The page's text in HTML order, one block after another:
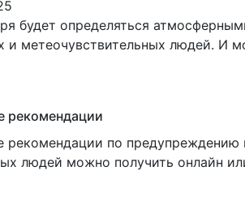
будет определяться
и метеочувствительных людей. И
рекомендации
рекомендации по предупреждению
людей можно получить онлайн